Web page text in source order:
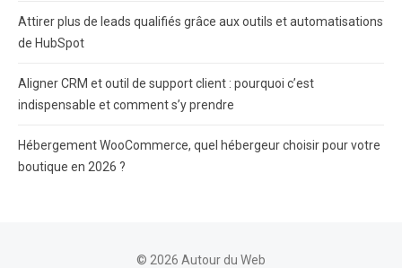
Attirer plus de leads qualifiés grâce aux outils et automatisations
de HubSpot
Aligner CRM et outil de support client : pourquoi c’est
indispensable et comment s’y prendre
Hébergement WooCommerce, quel hébergeur choisir pour votre
boutique en 2026 ?
© 2026 Autour du Web